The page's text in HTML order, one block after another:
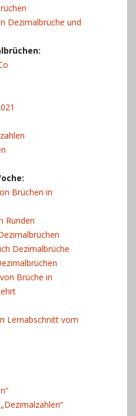
Dezimalbrüche und
Brüchen in
Runden
Dezimalbrüche
Brüche in
Lernabschnitt vom